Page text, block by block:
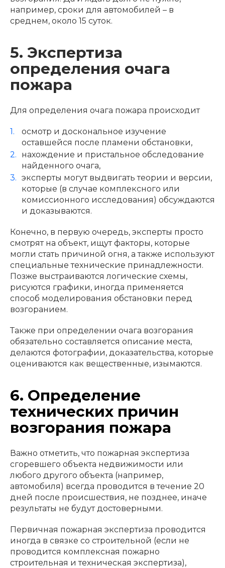
например, сроки для автомобилей – в
среднем, около 15 суток.
5. Экспертиза
определения очага
пожара
Для определения очага пожара происходит
осмотр и доскональное изучение
оставшейся после пламени обстановки,
нахождение и пристальное обследование
найденного очага,
эксперты могут выдвигать теории и версии,
которые (в случае комплексного или
комиссионного исследования) обсуждаются
и доказываются.
Конечно, в первую очередь, эксперты просто
смотрят на объект, ищут факторы, которые
могли стать причиной огня, а также используют
специальные технические принадлежности.
Позже выстраиваются логические схемы,
рисуются графики, иногда применяется
способ моделирования обстановки перед
возгоранием.
Также при определении очага возгорания
обязательно составляется описание места,
делаются фотографии, доказательства, которые
оцениваются как вещественные, изымаются.
6. Определение
технических причин
возгорания пожара
Важно отметить, что пожарная экспертиза
сгоревшего объекта недвижимости или
любого другого объекта (например,
автомобиля) всегда проводится в течение 20
дней после происшествия, не позднее, иначе
результаты не будут достоверными.
Первичная пожарная экспертиза проводится
иногда в связке со строительной (если не
проводится комплексная пожарно
строительная и техническая экспертиза),